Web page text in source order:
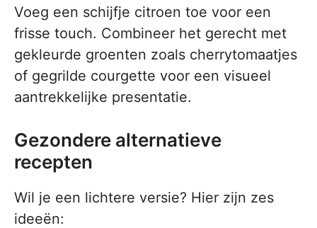
Voeg een schijfje citroen toe voor een
frisse touch. Combineer het gerecht met
gekleurde groenten zoals cherrytomaatjes
of gegrilde courgette voor een visueel
aantrekkelijke presentatie.
Gezondere alternatieve
recepten
Wil je een lichtere versie? Hier zijn zes
ideeën: